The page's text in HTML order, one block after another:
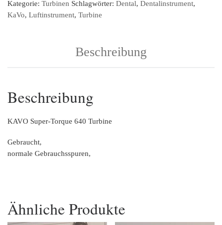
Kategorie: Turbinen Schlagwörter: Dental, Dentalinstrument,
KaVo, Luftinstrument, Turbine
Beschreibung
Beschreibung
KAVO Super-Torque 640 Turbine
Gebraucht,
normale Gebrauchsspuren,
Ähnliche Produkte